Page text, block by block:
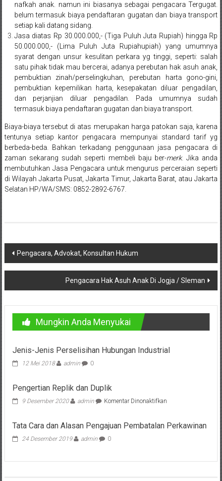
Balikpapan,
Jakarta
Pusat,
Tanggerang,
Purworejo,
Purwokerto,
Kebumen,
Tasikmalaya,
Purwodadi,
Wonogiri,
Bandar
Lampung,
Mataram,
Temanggung,
Karanganyar,
Kediri,
nafkah anak. namun ini biasanya sebagai pengacara Tergugat.
belum termasuk biaya pendaftaran gugatan dan biaya transport
setiap kali datang sidang.
Jasa diatas Rp 30.000.000,- (Tiga Puluh Juta Rupiah) hingga Rp
50.000.000,- (Lima Puluh Juta Rupiahupiah) yang umumnya
syarat dengan unsur kesulitan perkara yg tinggi, seperti: salah
satu pihak tidak mau bercerai, adanya perebutan hak asuh anak,
pembuktian zinah/perselingkuhan, perebutan harta gono-gini,
pembuktian kepemilikan harta, kesepakatan diluar pengadilan,
dan perjanjian diluar pengadilan. Pada umumnya sudah
termasuk biaya pendaftaran gugatan dan biaya transport.
Biaya-biaya tersebut di atas merupakan harga patokan saja, karena
tentunya setiap kantor pengacara mempunyai standard tarif yg
berbeda-beda. Bahkan terkadang penggunaan jasa pengacara di
zaman sekarang sudah seperti membeli baju ber-merk. Jika anda
membutuhkan Jasa Pengacara untuk mengurus perceraian seperti
di Wilayah Jakarta Pusat, Jakarta Timur, Jakarta Barat, atau Jakarta
Selatan HP/WA/SMS: 0852-2892-6767.
Navigasi
pos
Pengacara, Advokat, Konsultan Hukum
Pengacara Hak Asuh Anak Di Jogja / Sleman
Mungkin Anda Menyukai
Jenis-Jenis Perselisihan Hubungan Industrial
12 Mei 2018 admin 0
Pengertian Replik dan Duplik
9 Desember 2020 admin Komentar Dinonaktifkanpada
dan
Tata Cara dan Alasan Pengajuan Pembatalan Perkawinan
24 Desember 2019 admin 0